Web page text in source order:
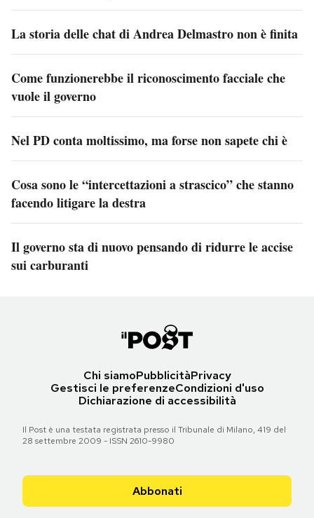
La storia delle chat di Andrea Delmastro non è finita
Come funzionerebbe il riconoscimento facciale che
vuole il governo
Nel PD conta moltissimo, ma forse non sapete chi è
Cosa sono le “intercettazioni a strascico” che stanno
facendo litigare la destra
Il governo sta di nuovo pensando di ridurre le accise
sui carburanti
Chi siamoPubblicitàPrivacy
Gestisci le preferenzeCondizioni d'uso
Dichiarazione di accessibilità
Il Post è una testata registrata presso il Tribunale di Milano, 419 del
28 settembre 2009 - ISSN 2610-9980
Abbonati